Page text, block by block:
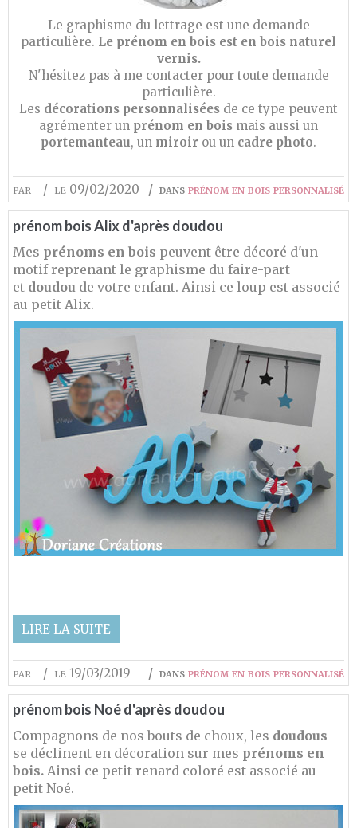
par le 09/02/2020 dans prénom en bois personnalisé
Le graphisme du lettrage est une demande
particulière. Le prénom en bois est en bois naturel
vernis.
N'hésitez pas à me contacter pour toute demande
particulière.
Les décorations personnalisées de ce type peuvent
agrémenter un prénom en bois mais aussi un
portemanteau, un miroir ou un cadre photo.
prénom bois Alix d'après doudou
par le 19/03/2019 dans prénom en bois personnalisé
Mes prénoms en bois peuvent être décoré d'un
motif reprenant le graphisme du faire-part
et doudou de votre enfant. Ainsi ce loup est associé
au petit Alix.
LIRE LA SUITE
prénom bois Noé d'après doudou
Compagnons de nos bouts de choux, les doudous
se déclinent en décoration sur mes prénoms en
bois. Ainsi ce petit renard coloré est associé au
petit Noé.